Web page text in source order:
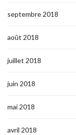
septembre 2018
août 2018
juillet 2018
juin 2018
mai 2018
avril 2018